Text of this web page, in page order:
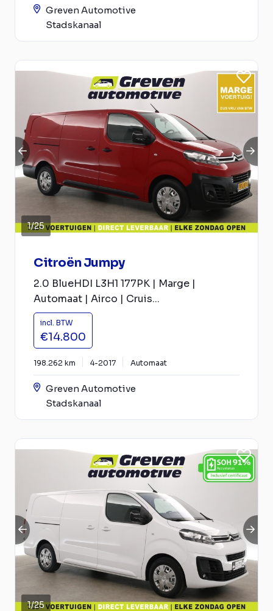
Greven Automotive
Stadskanaal
1/25
Citroën Jumpy
2.0 BlueHDI L3H1 177PK | Marge |
Automaat | Airco | Cruis...
incl. BTW
€14.800
198.262 km 4-2017 Automaat
Greven Automotive
Stadskanaal
1/25